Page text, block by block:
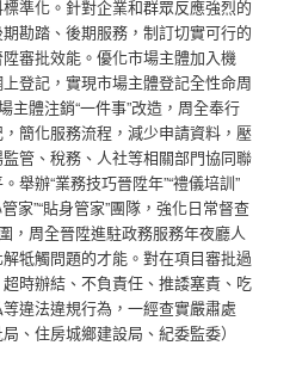
準化。針對企業和群眾反應強烈的
勘踏、後期服務，制訂切實可行的
審批效能。優化市場主體加入機
登記，實現市場主體登記全性命周
主體注銷“一件事”改造，周全奉行
簡化服務流程，減少申請資料，壓
管、稅務、人社等相關部門協同聯
舉辦“業務技巧晉陞年”“禮儀培訓”
家”“貼身管家”團隊，強化日常督查
，周全晉陞進駐政務服務年夜廳人
牴觸問題的才能。對在項目審批過
時辦結、不負責任、推諉塞責、吃
違法違規行為，一經查實嚴肅處
、住房城鄉建設局、紀委監委）